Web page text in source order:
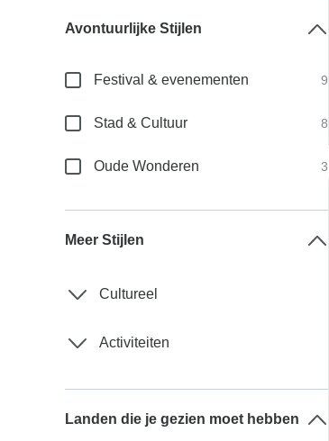
Avontuurlijke Stijlen
Festival & evenementen 9
Stad & Cultuur 8
Oude Wonderen 3
Meer Stijlen
Cultureel
Activiteiten
Landen die je gezien moet hebben